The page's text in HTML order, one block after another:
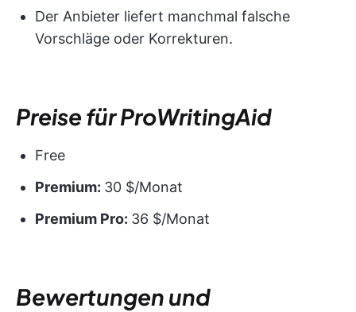
Der Anbieter liefert manchmal falsche
Vorschläge oder Korrekturen.
Preise für ProWritingAid
Free
Premium: 30 $/Monat
Premium Pro: 36 $/Monat
Bewertungen und